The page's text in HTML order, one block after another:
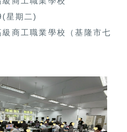
星期二)
商工職業學校（基隆市七